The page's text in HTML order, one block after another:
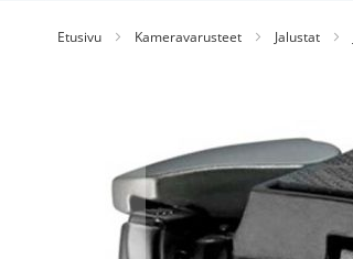
Etusivu Kameravarusteet Jalustat